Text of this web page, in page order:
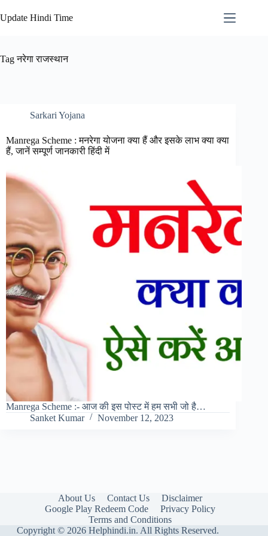
to
content
Update Hindi Time
Tagनरेगा राजस्थान
Sarkari Yojana
Manrega Scheme : मनरेगा योजना क्या हैं और इसके लाभ क्या क्या
हैं, जानें सम्पूर्ण जानकारी हिंदी में
Manrega Scheme :- आज की इस पोस्ट में हम सभी जो है…
Sanket Kumar
November 12, 2023
About Us Contact Us
Disclaimer
Google Play Redeem Code
Privacy Policy
Terms and Conditions
Copyright © 2026 Helphindi.in. All Rights Reserved.